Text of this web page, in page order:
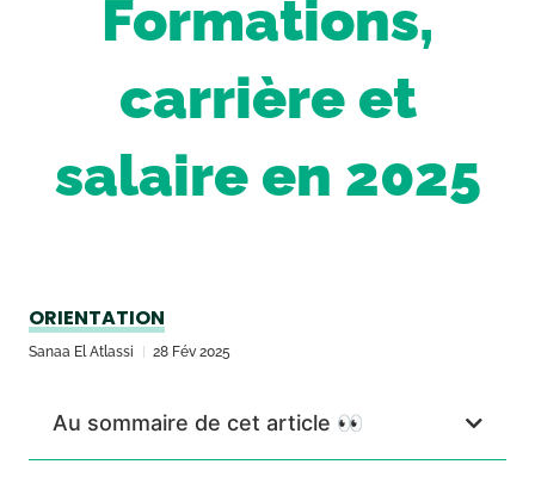
Formations,
carrière et
salaire en 2025
ORIENTATION
Sanaa El Atlassi 28 Fév 2025
Au sommaire de cet article 👀